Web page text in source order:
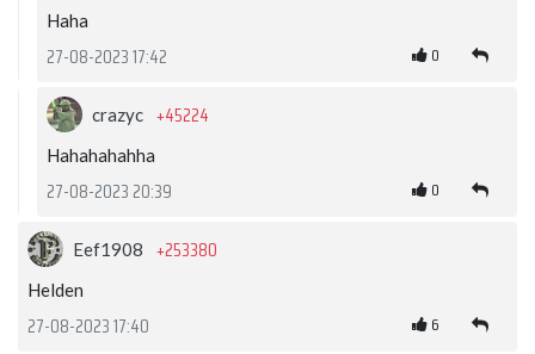
Haha
27-08-2023 17:42 0
crazyc +45224
Hahahahahha
27-08-2023 20:39 0
Eef1908 +253380
Helden
27-08-2023 17:40 6